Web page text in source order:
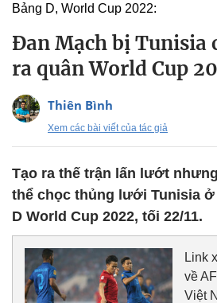
Bảng D, World Cup 2022:
Đan Mạch bị Tunisia
ra quân World Cup
Thiên Bình
Xem các bài viết của tác giả
Tạo ra thế trận lấn lướt
thể chọc thủng lưới Tunisia ở
D World Cup 2022, tối 22/11.
Link
về
Việt